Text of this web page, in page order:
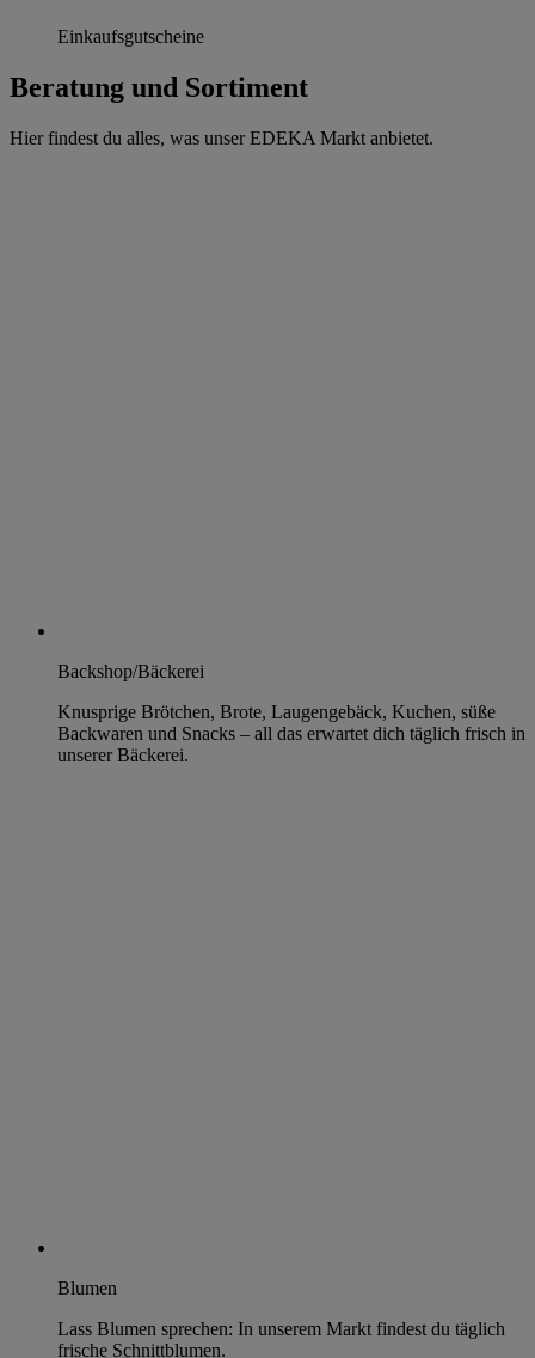
Einkaufsgutscheine
Beratung und Sortiment
Hier findest du alles, was unser EDEKA Markt anbietet.
Backshop/Bäckerei
Knusprige Brötchen, Brote, Laugengebäck, Kuchen, süße
Backwaren und Snacks – all das erwartet dich täglich frisch in
unserer Bäckerei.
Blumen
Lass Blumen sprechen: In unserem Markt findest du täglich
frische Schnittblumen.